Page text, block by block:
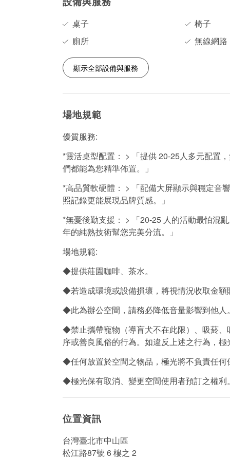
桌子 椅子
廁所
無線網路
顯示全部設備與服務
場地規範
優質服務:
*靈活桌型配置： > 「提供 20-25人多元配置
們都能為您精準佈置。」
*高品質軟硬體： > 「配備大屏顯示與穩定音
照記錄更能展現品牌質感。」
*無憂後勤支援： > 「20-25 人的活動最怕混
年的純熟技術幫您完美分流。」
場地規範:
◆提供莊園咖啡、茶水。
◆若造成環境或設備損壞，將視情況收取金額
◆此為辦公空間，請務必降低音量影響到他人。
◆禁止攜帶寵物（導盲犬不在此限）、吸菸
序或善良風俗的行為。如違反上述之行為，
◆任何放置於空間之物品，極光將不負責任何
◆極光保有取消、變更空間使用者預訂之權利。
位置資訊
台灣臺北市中山區
松江路87號 6 樓之 2